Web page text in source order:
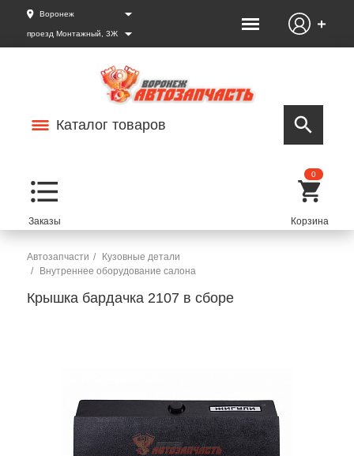
Воронеж
проезд Монтажный, 3Ж
Каталог товаров
0
Автозапчасти
Кузовные детали
Внутреннее оборудование салона
Крышка бардачка 2107 в сборе